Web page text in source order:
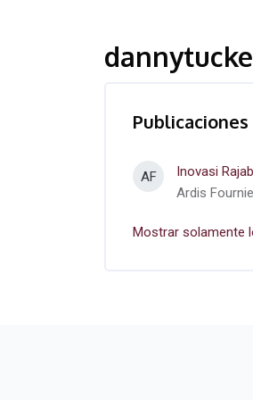
AF
Inovasi
Ardis
Mostrar solamente